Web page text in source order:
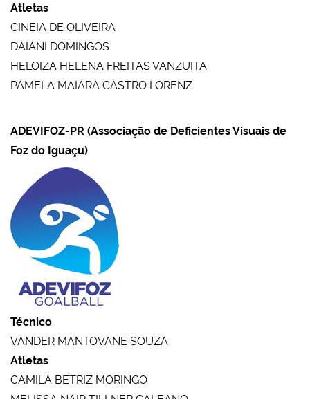
Atletas
CINEIA DE OLIVEIRA
DAIANI DOMINGOS
HELOIZA HELENA FREITAS VANZUITA
PAMELA MAIARA CASTRO LORENZ
ADEVIFOZ-PR (Associação de Deficientes Visuais de
Foz do Iguaçu)
Técnico
VANDER MANTOVANE SOUZA
Atletas
CAMILA BETRIZ MORINGO